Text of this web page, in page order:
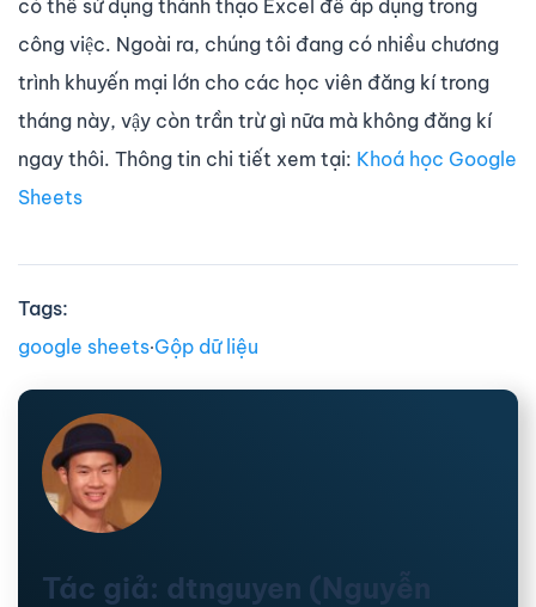
có thể sử dụng thành thạo Excel để áp dụng trong
công việc. Ngoài ra, chúng tôi đang có nhiều chương
trình khuyến mại lớn cho các học viên đăng kí trong
tháng này, vậy còn trần trừ gì nữa mà không đăng kí
ngay thôi. Thông tin chi tiết xem tại: Khoá học Google
Sheets
Tags:
google sheets∙Gộp dữ liệu
Tác giả: dtnguyen (Nguyễn